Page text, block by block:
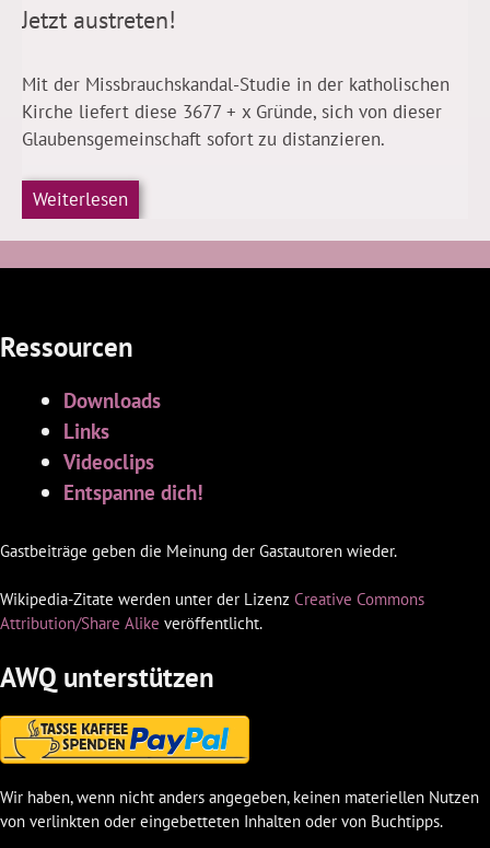
Jetzt austreten!
Mit der Missbrauchskandal-Studie in der katholischen
Kirche liefert diese 3677 + x Gründe, sich von dieser
Glaubensgemeinschaft sofort zu distanzieren.
Weiterlesen
Ressourcen
Downloads
Links
Videoclips
Entspanne dich!
Gastbeiträge geben die Meinung der Gastautoren wieder.
Wikipedia-Zitate werden unter der Lizenz Creative Commons
Attribution/Share Alike veröffentlicht.
AWQ unterstützen
Wir haben, wenn nicht anders angegeben, keinen materiellen Nutzen
von verlinkten oder eingebetteten Inhalten oder von Buchtipps.